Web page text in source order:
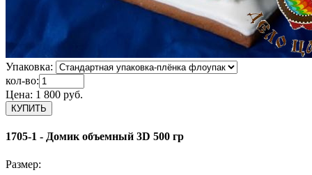
Упаковка:
кол-во:
Цена: 1 800 руб.
1705-1 - Домик объемный 3D 500 гр
Размер: